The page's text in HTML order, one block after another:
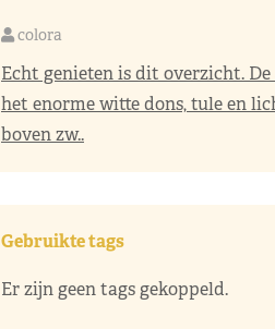
colora
Echt genieten is dit overzicht.
het enorme witte dons, tule en
boven zw..
Gebruikte tags
Er zijn geen tags gekoppeld.